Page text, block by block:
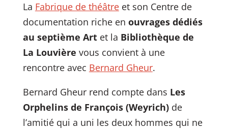
La Fabrique de théâtreet son Centre de
documentation riche en ouvrages dédiés
au septième Artet la Bibliothèque de
La Louvière vous convient à une
rencontre avec Bernard Gheur.
Bernard Gheur rend compte dans Les
Orphelins de François (Weyrich)de
l’amitié qui a uni les deux hommes qui ne